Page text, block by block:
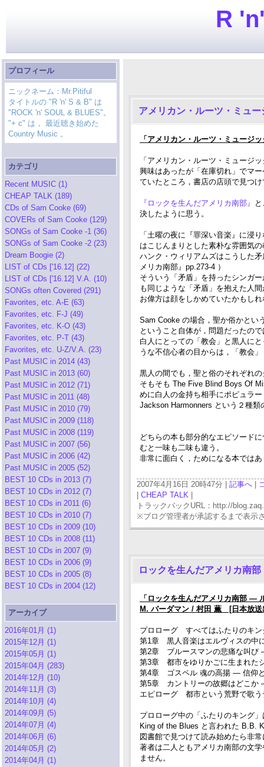
R
プロフィール
ニックネーム：Mr.Pitiful
タイトルの "R 'n' S & B" は
"ROCK 'n' SOUL & BLUES"。
"+ c" は， 最近聴き始めた
Country Music 。
カテゴリ
Recent MUSIC (1)
CHEAP TALK (189)
CDs of Sam Cooke (69)
COVERs of Sam Cooke (129)
SONGs of Sam Cooke -1 (36)
SONGs of Sam Cooke -2 (23)
Dream Boogie (2)
LIST of CDs ['16.12] (22)
LIST of CDs ['16.12] V.A. (10)
SONGs often Covered (291)
Favorites, etc. A-E (63)
Favorites, etc. F-J (49)
Favorites, etc. K-O (43)
Favorites, etc. P-T (43)
Favorites, etc. U-Z/V.A. (23)
Past MUSIC in 2014 (43)
Past MUSIC in 2013 (60)
Past MUSIC in 2012 (71)
Past MUSIC in 2011 (48)
Past MUSIC in 2010 (79)
Past MUSIC in 2009 (118)
Past MUSIC in 2008 (119)
Past MUSIC in 2007 (56)
Past MUSIC in 2006 (42)
Past MUSIC in 2005 (52)
BEST 10 CDs in 2013 (7)
BEST 10 CDs in 2012 (7)
BEST 10 CDs in 2011 (6)
BEST 10 CDs in 2010 (7)
BEST 10 CDs in 2009 (10)
BEST 10 CDs in 2008 (11)
BEST 10 CDs in 2007 (9)
BEST 10 CDs in 2006 (9)
BEST 10 CDs in 2005 (8)
BEST 10 CDs in 2004 (12)
アーカイブ
2016年01月 (1)
2015年12月 (1)
2015年05月 (1)
2015年04月 (283)
2014年12月 (10)
2014年11月 (3)
2014年10月 (4)
2014年09月 (5)
2014年07月 (4)
2014年06月 (6)
2014年05月 (2)
2014年04月 (1)
アメリカン・ルーツ・ミュー
「アメリカン・ルーツ・ミュー
「アメリカン・ルーツ・ミュージ
興味はあったが「在庫切れ」でマ
ていたところ，書店の店頭で見つ
『ロックを生んだアメリカ南部』
決したように思う。
「土曜の夜に『罪深い音楽』に浸
はこじんまりとした素朴な雰囲気
ハンク・ウィリアムズはこうした
メリカ南部』pp.273-4 ）
そういう「矛盾」を持ったシンガ
も同じような「矛盾」を抱えた人
お偉方は顔をしかめていたかもし
Sam Cooke の場合，聖か俗かとい
ということ自体が，問題だったの
白人にとっての「教会」と黒人に
うな不信心者の目からは，「教会
黒人の間でも，聖と俗のそれぞれ
そもそも The Five Blind Boys Of
めに白人の金持ち相手にポピュラ
Jackson Harmonners という２種
どちらの本も部分的なエピソード
むと一味も二味も違う。
非常に面白く，ためになる本では
2007年4月16日 20時47分 | 記事へ
CHEAP TALK
トラックバックURL：http://
※ブログ管理者が承認するまで表示
ロックを生んだアメリカ南部
「ロックを生んだアメリカ南部 ―
M. バーダマン / 村田 薫 [日本放送
プロローグ すべてはふたりのキン
第1章 黒人音楽はエルヴィスの中
第2章 ブルースマンの悲痛な叫び
第3章 都市をゆりかごに生まれた
第4章 ゴスペル 魂の高揚 ― 信仰
第5章 カントリーの故郷はどこか
エピローグ 都市という荒野で歌う
プロローグ中の「ふたりのキング
King of the Blues と言われた B.B.
図書館で見つけて読み始めたら非
著者は二人ともアメリカ南部の文
ません。